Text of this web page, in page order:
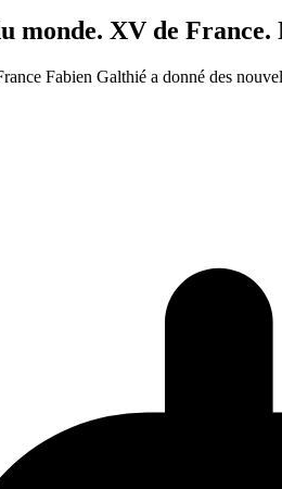
monde. XV de
Fabien Galthié a donné des